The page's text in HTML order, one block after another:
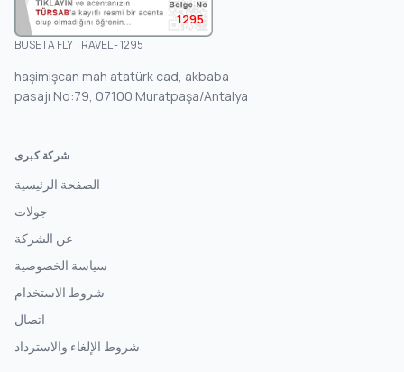
1295
BUSETA FLY TRAVEL - 1295
haşimişcan mah atatürk cad, akbaba
pasajı No:79, 07100 Muratpaşa/Antalya
شركة كبرى
الصفحة الرئيسية
جولات
عن الشركة
سياسة الخصوصية
شروط الاستخدام
اتصال
شروط الإلغاء والاسترداد